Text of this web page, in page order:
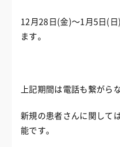
12月28日(金)〜1月5日(
ます。
上記期間は電話も繋がら
新規の患者さんに関して
能です。